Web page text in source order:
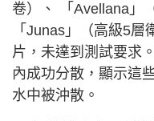
卷）、 「Avellana」
「Junas」（高級5
片，未達到測試要求
內成功分散，顯示這
水中被沖散。